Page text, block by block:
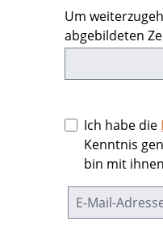
Um
abgebildeten
Ich habe die
Kenntnis
bin mit